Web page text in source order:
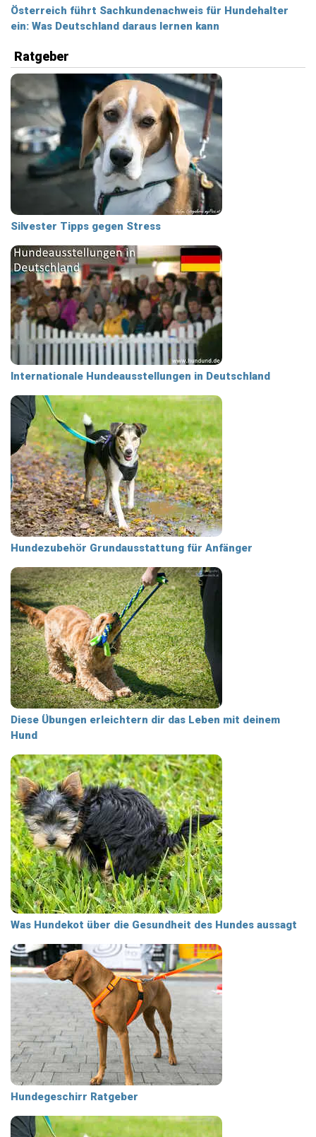
Österreich führt Sachkundenachweis für Hundehalter
ein: Was Deutschland daraus lernen kann
Ratgeber
Silvester Tipps gegen Stress
Internationale Hundeausstellungen in Deutschland
Hundezubehör Grundausstattung für Anfänger
Diese Übungen erleichtern dir das Leben mit deinem
Hund
Was Hundekot über die Gesundheit des Hundes aussagt
Hundegeschirr Ratgeber